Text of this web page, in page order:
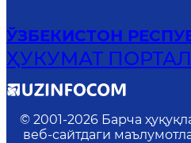
ЎЗБЕКИСТОН
ҲУКУМАТ
© 2001-2026 Барча
веб-сайтдаги